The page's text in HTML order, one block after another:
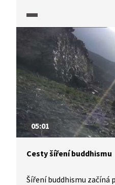
tibetský král Thisong
buddhistické kláštery a
buddhismus šířil ve dvou
představitelem
Dalajláma.
05:01
Cesty šíření buddhismu
Šíření buddhismu začíná